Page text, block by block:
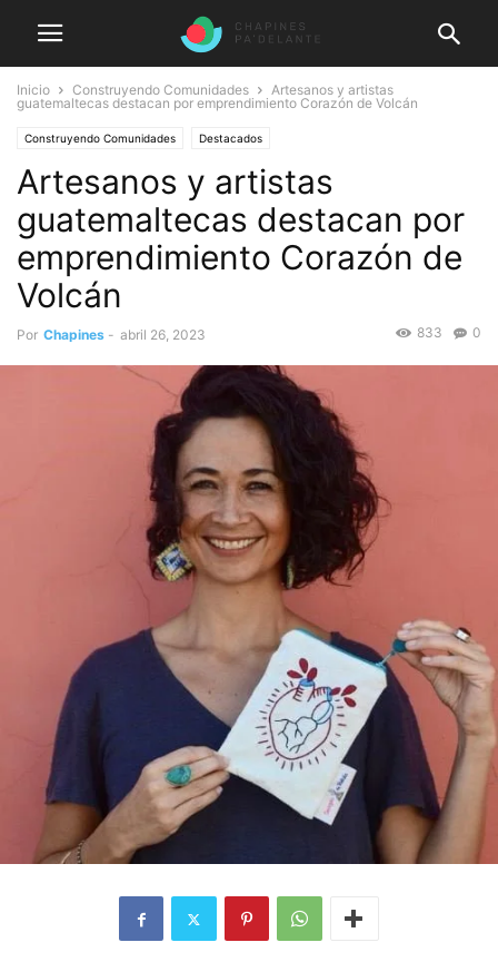
Inicio Construyendo Comunidades
Artesanos y artistas
guatemaltecas destacan por emprendimiento Corazón de Volcán
Construyendo Comunidades Destacados
Artesanos y artistas
guatemaltecas destacan por
emprendimiento Corazón de
Volcán
Por Chapines - abril 26, 2023 0
833